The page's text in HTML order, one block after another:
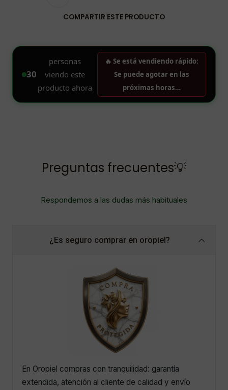
COMPARTIR ESTE PRODUCTO
Preguntas frecuentes💡
Respondemos a las dudas más habituales
¿Es seguro comprar en oropiel?
En Oropiel compras con tranquilidad: garantía
extendida, atención al cliente de calidad y envío